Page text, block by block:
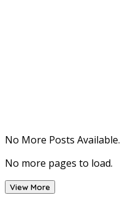
No More Posts Available.
No more pages to load.
View More